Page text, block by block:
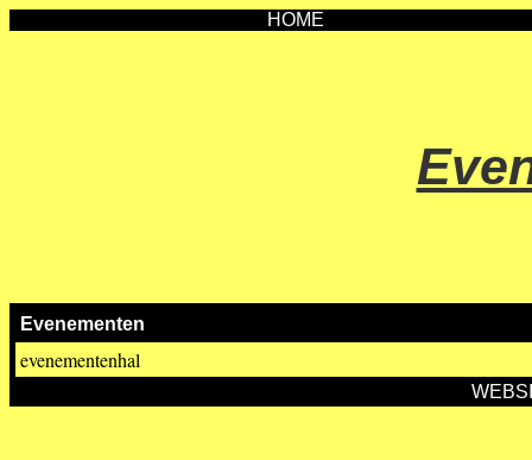
HOME
Evenementen
evenementenhal